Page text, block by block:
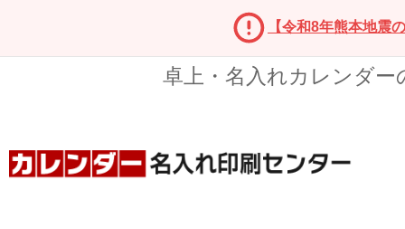
【令和8年熊本地震
卓上・名入れカレンダ